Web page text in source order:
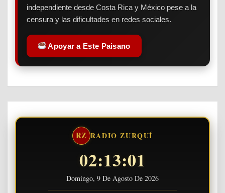
independiente desde Costa Rica y México pese a la
censura y las dificultades en redes sociales.
Apoyar a Este Paisano
RZ RADIO ZURQUÍ
02:13:01
Domingo, 9 De Agosto De 2026